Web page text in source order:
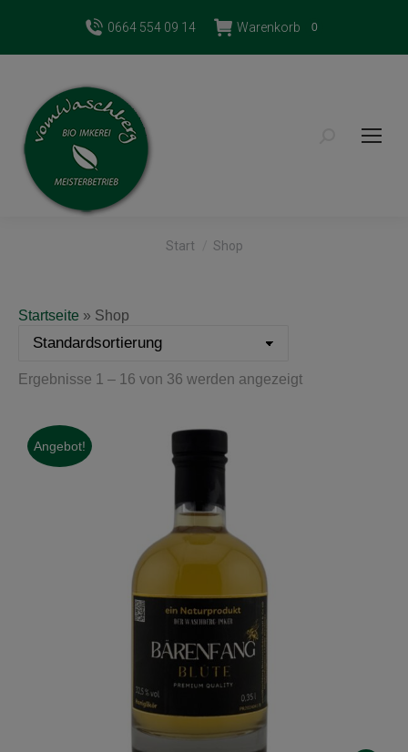
0664 554 09 14 Warenkorb 0
Search:
Start Shop
Startseite » Shop
Ergebnisse 1 – 16 von 36 werden angezeigt
Angebot!